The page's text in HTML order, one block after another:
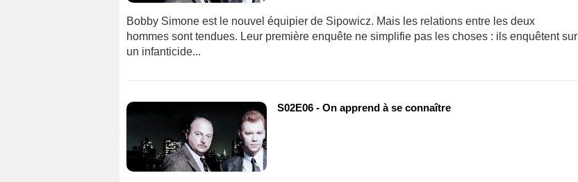
Bobby Simone est le nouvel équipier de Sipowicz. Mais les relations entre les deux
hommes sont tendues. Leur première enquête ne simplifie pas les choses : ils enquêtent sur
un infanticide...
S02E06 - On apprend à se connaître